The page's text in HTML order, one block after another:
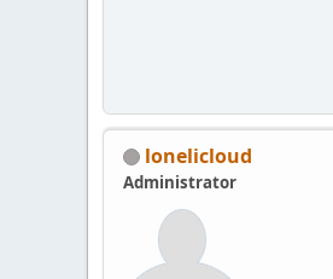
lonelicloud
Administrator